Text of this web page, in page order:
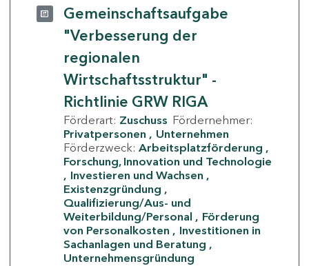
Gemeinschaftsaufgabe
"Verbesserung der
regionalen
Wirtschaftsstruktur" -
Richtlinie GRW RIGA
Förderart: Zuschuss Fördernehmer:
Privatpersonen
Unternehmen
Förderzweck: Arbeitsplatzförderung
Forschung, Innovation und Technologie
Investieren und Wachsen
Existenzgründung
Qualifizierung/Aus- und
Weiterbildung/Personal
Förderung
von Personalkosten
Investitionen in
Sachanlagen und Beratung
Unternehmensgründung